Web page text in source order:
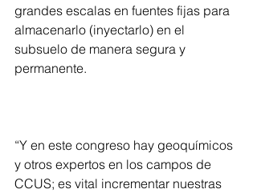
grandes escalas en fuentes fijas para
almacenarlo (inyectarlo) en el
subsuelo de manera segura y
permanente.
“Y en este congreso hay geoquímicos
y otros expertos en los campos de
CCUS; es vital incrementar nuestras